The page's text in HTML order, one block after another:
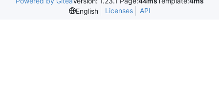
English
Licenses API